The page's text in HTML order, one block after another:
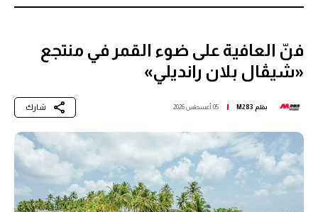
فنّ العافية على ضوء القمر في منتجع
«شيڤال بلان رانديلي»
بقلم M283 05 أغسطس 2026 شارك